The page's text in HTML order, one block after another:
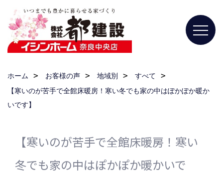
ホーム お客様の声 地域別
すべて
【寒いのが苦手で全館床暖房！寒い冬でも家の中はぽかぽか暖か
いです】
【寒いのが苦手で全館床暖房！寒い
冬でも家の中はぽかぽか暖かいで